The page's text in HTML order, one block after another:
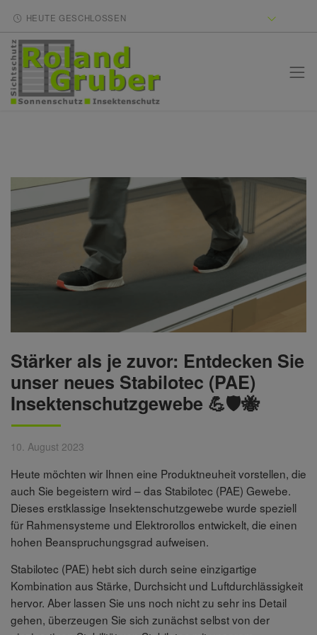
HEUTE GESCHLOSSEN
Stärker als je zuvor: Entdecken Sie
unser neues Stabilotec (PAE)
Insektenschutzgewebe 💪🛡️🐝
10. August 2023
Heute möchten wir Ihnen eine Produktneuheit vorstellen, die
auch Sie begeistern wird – das Stabilotec (PAE) Gewebe.
Dieses erstklassige Insektenschutzgewebe wurde speziell
für Rahmensysteme und Elektrorollos entwickelt, die einen
hohen Beanspruchungsgrad aufweisen.
Stabilotec (PAE) hebt sich durch seine einzigartige
Kombination aus Stärke, Durchsicht und Luftdurchlässigkeit
hervor. Aber lassen Sie uns noch nicht zu sehr ins Detail
gehen, überzeugen Sie sich zunächst selbst von der